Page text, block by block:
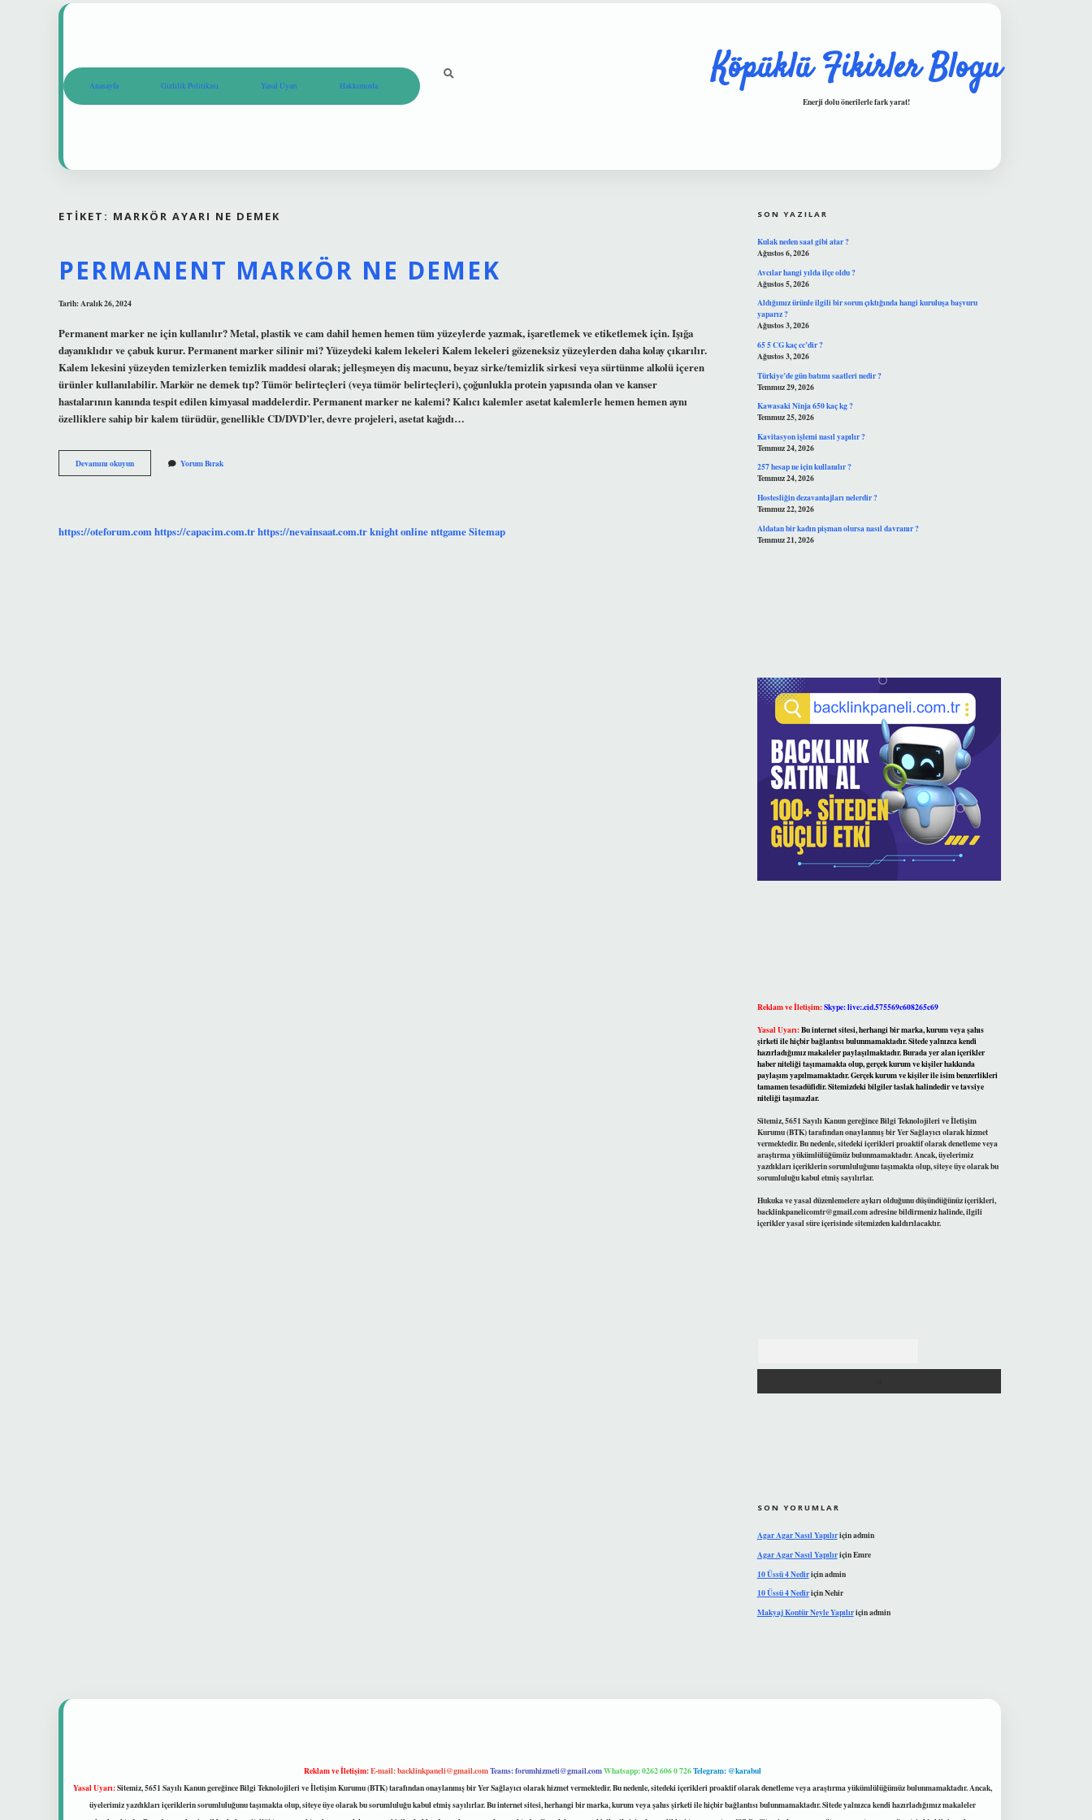
Anasayfa Gizlilik Politikası Yasal Uyarı Hakkımızda Köpüklü Fikirler Blogu
Enerji dolu önerilerle fark yarat!
ETIKET: MARKÖR AYARI NE DEMEK
PERMANENT MARKÖR NE DEMEK
Tarih: Aralık 26, 2024
Permanent marker ne için kullanılır? Metal, plastik ve cam dahil hemen hemen tüm yüzeylerde yazmak, işaretlemek ve etiketlemek için. Işığa
dayanıklıdır ve çabuk kurur. Permanent marker silinir mi? Yüzeydeki kalem lekeleri Kalem lekeleri gözeneksiz yüzeylerden daha kolay çıkarılır.
Kalem lekesini yüzeyden temizlerken temizlik maddesi olarak; jelleşmeyen diş macunu, beyaz sirke/temizlik sirkesi veya sürtünme alkolü içeren
ürünler kullanılabilir. Markör ne demek tıp? Tümör belirteçleri (veya tümör belirteçleri), çoğunlukla protein yapısında olan ve kanser
hastalarının kanında tespit edilen kimyasal maddelerdir. Permanent marker ne kalemi? Kalıcı kalemler asetat kalemlerle hemen hemen aynı
özelliklere sahip bir kalem türüdür, genellikle CD/DVD’ler, devre projeleri, asetat kağıdı…
Devamını okuyunPermanent
Markör
Yorum Bırak
https://oteforum.comhttps://capacim.com.trhttps://nevainsaat.com.trknight onlinenttgameSitemap
SON YAZILAR
Kulak neden saat gibi atar ?
Ağustos 6, 2026
Avcılar hangi yılda ilçe oldu ?
Ağustos 5, 2026
Aldığımız ürünle ilgili bir sorun çıktığında hangi kuruluşa başvuru
yaparız ?
Ağustos 3, 2026
65 5 CG kaç cc’dir ?
Ağustos 3, 2026
Türkiye’de gün batımı saatleri nedir ?
Temmuz 29, 2026
Kawasaki Ninja 650 kaç kg ?
Temmuz 25, 2026
Kavitasyon işlemi nasıl yapılır ?
Temmuz 24, 2026
257 hesap ne için kullanılır ?
Temmuz 24, 2026
Hostesliğin dezavantajları nelerdir ?
Temmuz 22, 2026
Aldatan bir kadın pişman olursa nasıl davranır ?
Temmuz 21, 2026
Reklam ve İletişim:Skype: live:.cid.575569c608265c69
Yasal Uyarı:Bu internet sitesi, herhangi bir marka, kurum veya şahıs
şirketi ile hiçbir bağlantısı bulunmamaktadır. Sitede yalnızca kendi
hazırladığımız makaleler paylaşılmaktadır. Burada yer alan içerikler
haber niteliği taşımamakta olup, gerçek kurum ve kişiler hakkında
paylaşım yapılmamaktadır. Gerçek kurum ve kişiler ile isim benzerlikleri
tamamen tesadüfidir. Sitemizdeki bilgiler taslak halindedir ve tavsiye
niteliği taşımazlar.
Sitemiz, 5651 Sayılı Kanun gereğince Bilgi Teknolojileri ve İletişim
Kurumu (BTK) tarafından onaylanmış bir Yer Sağlayıcı olarak hizmet
vermektedir. Bu nedenle, sitedeki içerikleri proaktif olarak denetleme veya
araştırma yükümlülüğümüz bulunmamaktadır. Ancak, üyelerimiz
yazdıkları içeriklerin sorumluluğunu taşımakta olup, siteye üye olarak bu
sorumluluğu kabul etmiş sayılırlar.
Hukuka ve yasal düzenlemelere aykırı olduğunu düşündüğünüz içerikleri,
backlinkpanelicomtr@gmail.comadresine bildirmeniz halinde, ilgili
içerikler yasal süre içerisinde sitemizden kaldırılacaktır.
SON YORUMLAR
Agar Agar Nasıl Yapılıriçinadmin
Agar Agar Nasıl YapılıriçinEmre
10 Üssü 4 Nediriçinadmin
10 Üssü 4 NediriçinNehir
Makyaj Kontür Neyle Yapılıriçinadmin
Reklam ve İletişim:E-mail:backlinkpaneli@gmail.comTeams:forumhizmeti@gmail.comWhatsapp: 0262 606 0 726Telegram: @karabul
Yasal Uyarı:Sitemiz, 5651 Sayılı Kanun gereğince Bilgi Teknolojileri ve İletişim Kurumu (BTK) tarafından onaylanmış bir Yer Sağlayıcı olarak hizmet vermektedir. Bu nedenle, sitedeki içerikleri proaktif olarak denetleme veya araştırma yükümlülüğümüz bulunmamaktadır. Ancak,
üyelerimiz yazdıkları içeriklerin sorumluluğunu taşımakta olup, siteye üye olarak bu sorumluluğu kabul etmiş sayılırlar. Bu internet sitesi, herhangi bir marka, kurum veya şahıs şirketi ile hiçbir bağlantısı bulunmamaktadır. Sitede yalnızca kendi hazırladığımız makaleler